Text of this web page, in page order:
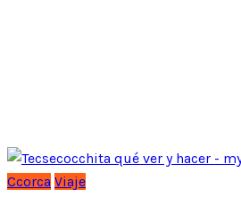
Ccorca Viaje